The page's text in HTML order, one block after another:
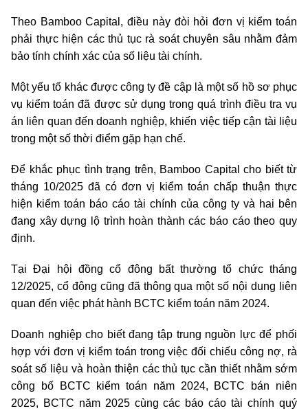
Theo Bamboo Capital , điều này đòi hỏi đơn vị kiểm toán
phải thực hiện các thủ tục rà soát chuyên sâu nhằm đảm
bảo tính chính xác của số liệu tài chính.
Một yếu tố khác được công ty đề cập là một số hồ sơ phục
vụ kiểm toán đã được sử dụng trong quá trình điều tra vụ
án liên quan đến doanh nghiệp, khiến việc tiếp cận tài liệu
trong một số thời điểm gặp hạn chế.
Để khắc phục tình trạng trên, Bamboo Capital cho biết từ
tháng 10/2025 đã có đơn vị kiểm toán chấp thuận thực
hiện kiểm toán báo cáo tài chính của công ty và hai bên
đang xây dựng lộ trình hoàn thành các báo cáo theo quy
định.
Tại Đại hội đồng cổ đông bất thường tổ chức tháng
12/2025, cổ đông cũng đã thông qua một số nội dung liên
quan đến việc phát hành BCTC kiểm toán năm 2024.
Doanh nghiệp cho biết đang tập trung nguồn lực để phối
hợp với đơn vị kiểm toán trong việc đối chiếu công nợ, rà
soát số liệu và hoàn thiện các thủ tục cần thiết nhằm sớm
công bố BCTC kiểm toán năm 2024, BCTC bán niên
2025, BCTC năm 2025 cùng các báo cáo tài chính quý